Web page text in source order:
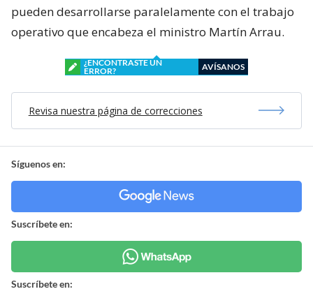
pueden desarrollarse paralelamente con el trabajo
operativo que encabeza el ministro Martín Arrau.
¿ENCONTRASTE UN
ERROR?
AVÍSANOS
Revisa nuestra página de correcciones
Síguenos en:
Suscríbete en:
Suscríbete en: